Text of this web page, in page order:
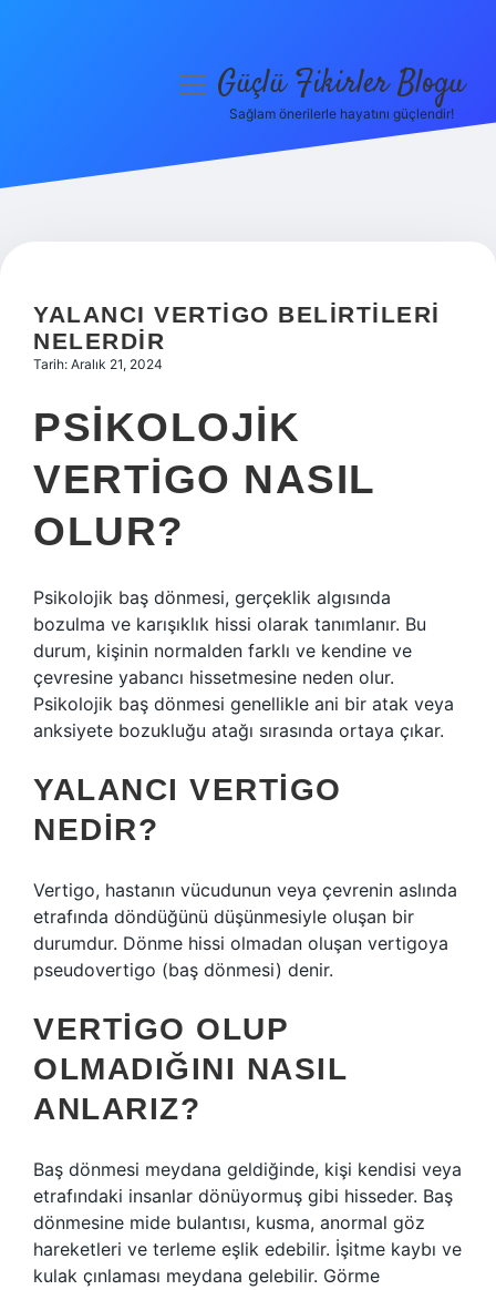
Hakkımızda
menüyüGüçlü Fikirler Blogu
Sağlam önerilerle hayatını güçlendir!
YALANCI VERTIGO BELIRTILERI
NELERDIR
Tarih: Aralık 21, 2024
PSIKOLOJIK
VERTIGO NASIL
OLUR?
Psikolojik baş dönmesi, gerçeklik algısında
bozulma ve karışıklık hissi olarak tanımlanır. Bu
durum, kişinin normalden farklı ve kendine ve
çevresine yabancı hissetmesine neden olur.
Psikolojik baş dönmesi genellikle ani bir atak veya
anksiyete bozukluğu atağı sırasında ortaya çıkar.
YALANCI VERTIGO
NEDIR?
Vertigo, hastanın vücudunun veya çevrenin aslında
etrafında döndüğünü düşünmesiyle oluşan bir
durumdur. Dönme hissi olmadan oluşan vertigoya
pseudovertigo (baş dönmesi) denir.
VERTIGO OLUP
OLMADIĞINI NASIL
ANLARIZ?
Baş dönmesi meydana geldiğinde, kişi kendisi veya
etrafındaki insanlar dönüyormuş gibi hisseder. Baş
dönmesine mide bulantısı, kusma, anormal göz
hareketleri ve terleme eşlik edebilir. İşitme kaybı ve
kulak çınlaması meydana gelebilir. Görme